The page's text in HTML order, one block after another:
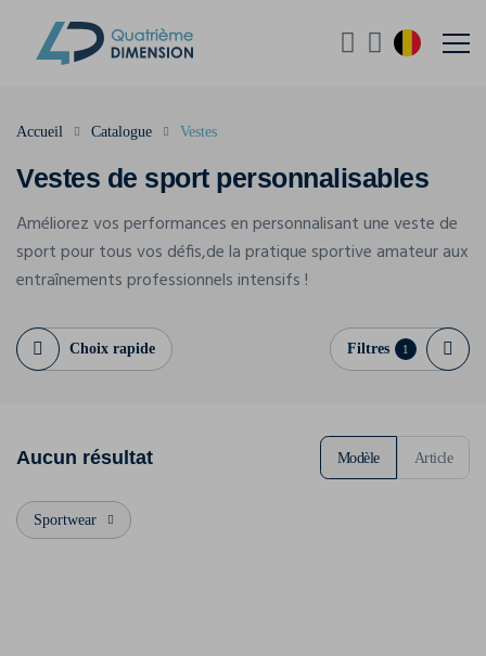
Vestes de sport personnalisables
Accueil Catalogue Vestes
Améliorez vos performances en personnalisant une veste de
sport pour tous vos défis,de la pratique sportive amateur aux
entraînements professionnels intensifs !
Choix rapide Filtres 1
Aucun résultat
Sportwear
Modèle Article